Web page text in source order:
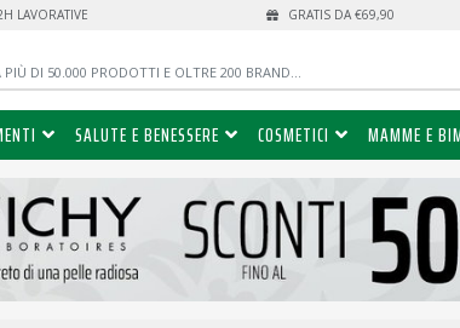
LAVORATIVE GRATIS DA €69,90
SALUTE E BENESSERE COSMETICI MAMME E